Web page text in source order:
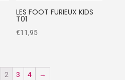
LES FOOT FURIEUX KIDS
T01
€11,95
2 3 4 →